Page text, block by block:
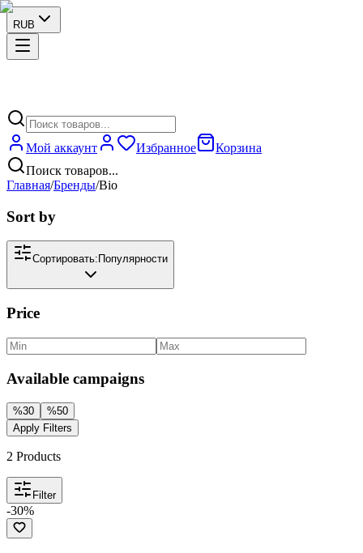
RUB
Мой аккаунт Избранное
Корзина
Поиск товаров...
Главная/Бренды/Bio
Sort by
Сортировать: Популярности
Price
Available campaigns
%30 %50
Apply Filters
2 Products
Filter
-30%